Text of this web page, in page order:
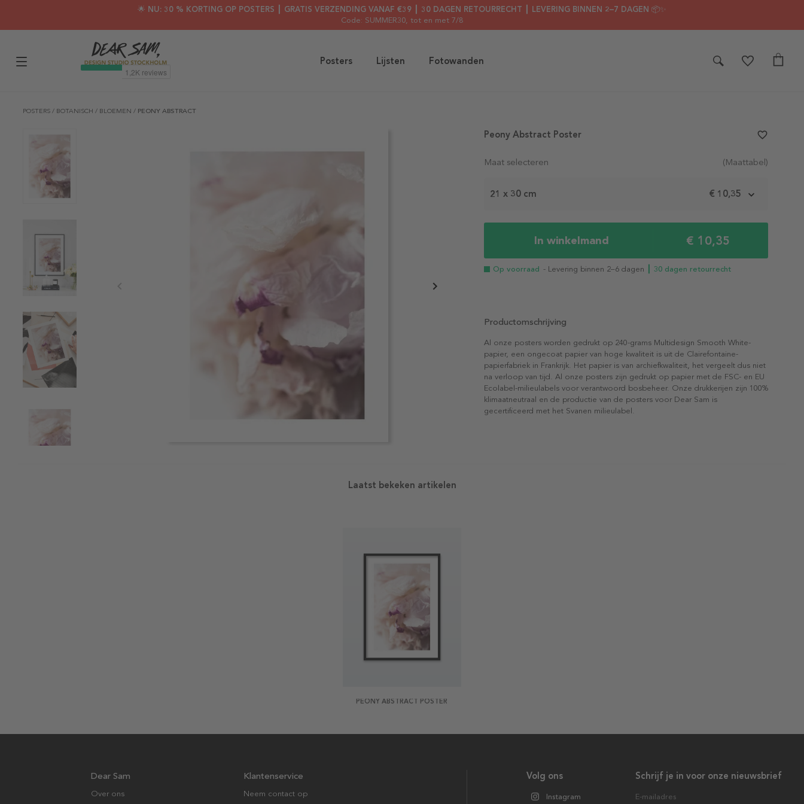
🌟 NU: 30 % KORTING OP POSTERS ┃ GRATIS VERZENDING VANAF €39 ┃ 30 DAGEN RETOURRECHT ┃ LEVERING BINNEN 2–7 DAGEN 📦✨
Code: SUMMER30, tot en met 7/8
Posters Lijsten Fotowanden
POSTERS / BOTANISCH / BLOEMEN / PEONY ABSTRACT
Maat selecteren (Maattabel)
21 x 30 cm € 10,35
In winkelmand € 10,35
Op voorraad - Levering binnen 2–6 dagen ┃ 30 dagen retourrecht
Peony Abstract Poster favorite_border
Productomschrijving
Al onze posters worden gedrukt op 240-grams Multidesign Smooth White-
papier, een ongecoat papier van hoge kwaliteit is uit de Clairefontaine-
papierfabriek in Frankrijk. Het papier is van archiefkwaliteit, het vergeelt dus niet
na verloop van tijd. Al onze posters zijn gedrukt op papier met de FSC- en EU
Ecolabel-milieulabels voor verantwoord bosbeheer. Onze drukkerijen zijn 100%
klimaatneutraal en de productie van de posters voor Dear Sam is
gecertificeerd met het Svanen milieulabel.
Laatst bekeken artikelen
PEONY ABSTRACT POSTER
Schrijf je in voor onze nieuwsbrief
E-mailadres
Volg ons
Instagram
Dear Sam
Over ons
Klantenservice
Neem contact op